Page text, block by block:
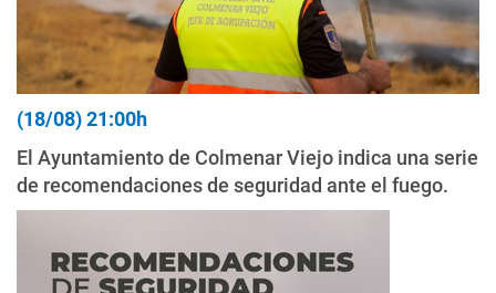
(18/08) 21:00h
El Ayuntamiento de Colmenar Viejo indica una serie
de recomendaciones de seguridad ante el fuego.